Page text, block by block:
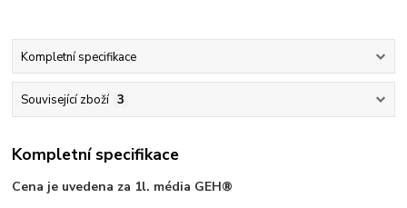
Kompletní specifikace
Související zboží 3
Kompletní specifikace
Cena je uvedena za 1l. média GEH®